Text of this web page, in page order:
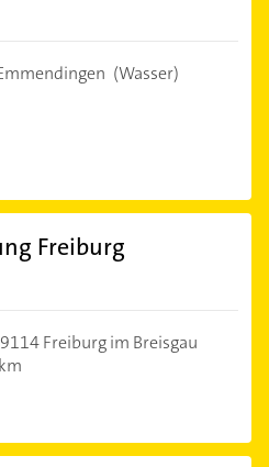
(Wasser)
Freiburg
Freiburg im Breisgau